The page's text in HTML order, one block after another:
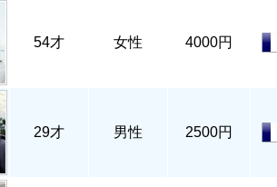
54才 女性 4000円
29才 男性 2500円